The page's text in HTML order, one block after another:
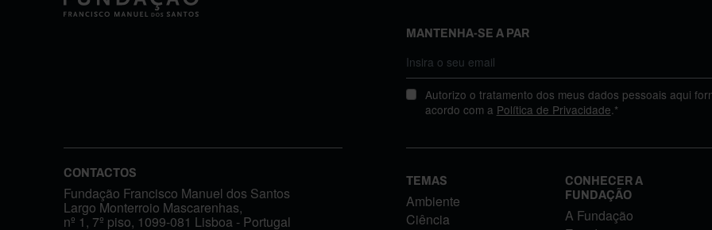
MANTENHA-SE A PAR
Autorizo o tratamento dos meus dados pessoais aqui
acordo com a Política de Privacidade.*
CONTACTOS
Fundação Francisco Manuel dos Santos
Largo Monterroio Mascarenhas,
nº 1, 7º piso, 1099-081 Lisboa - Portugal
TEMAS
Ambiente
Ciência
CONHECER A
FUNDAÇÃO
A Fundação